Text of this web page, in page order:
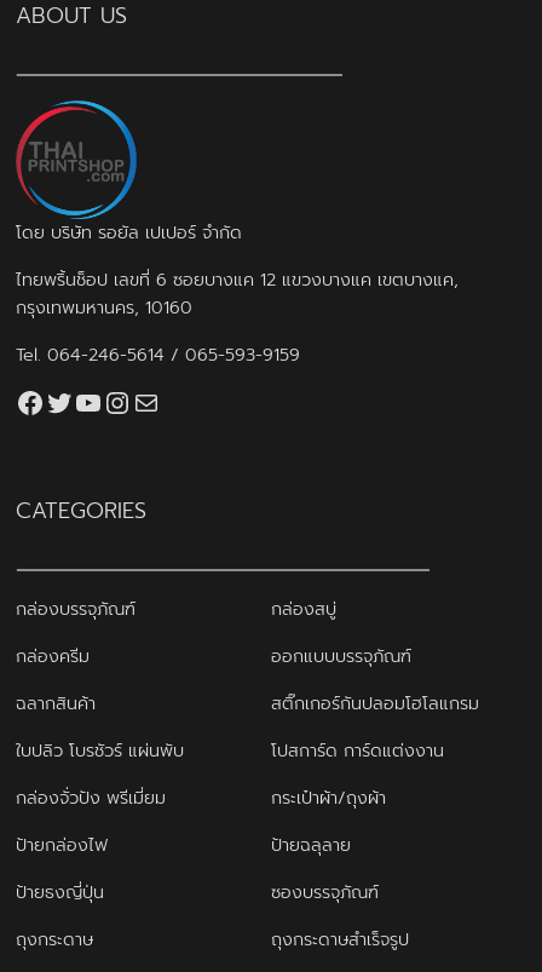
ABOUT US
โดย บริษัท รอยัล เปเปอร์ จำกัด
ไทยพริ้นช็อป เลขที่ 6 ซอยบางแค 12 แขวงบางแค เขตบางแค,
กรุงเทพมหานคร, 10160
Tel.064-246-5614 /065-593-9159
Facebook
Twitter
YouTube
Instagram
thaiprintshop.aw@gmail.com
CATEGORIES
กล่องบรรจุภัณฑ์
กล่องสบู่
กล่องครีม
ออกแบบบรรจุภัณฑ์
ฉลากสินค้า
สติ๊กเกอร์กันปลอมโฮโลแกรม
ใบปลิว โบรชัวร์ แผ่นพับ
โปสการ์ด การ์ดแต่งงาน
กล่องจั่วปัง พรีเมี่ยม
กระเป๋าผ้า/ถุงผ้า
ป้ายกล่องไฟ
ป้ายฉลุลาย
ป้ายธงญี่ปุ่น
ซองบรรจุภัณฑ์
ถุงกระดาษ
ถุงกระดาษสำเร็จรูป